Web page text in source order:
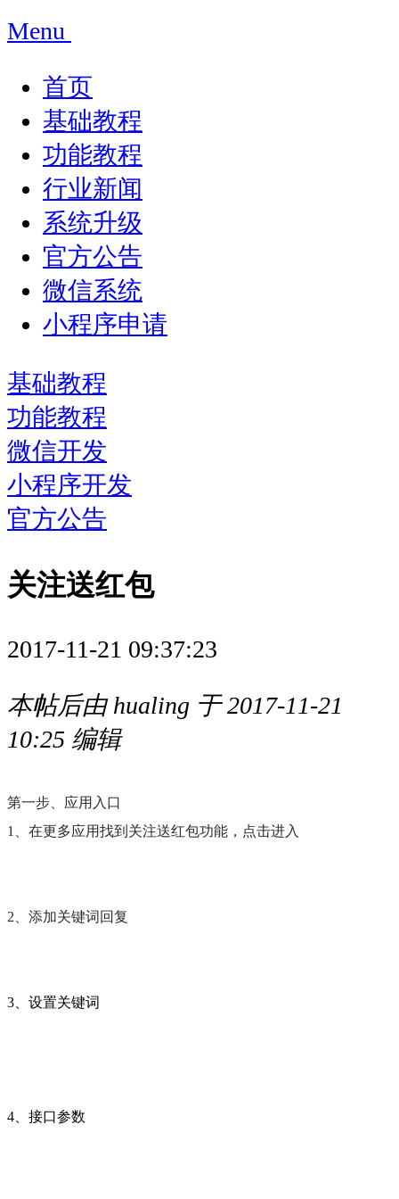
Menu
首页
基础教程
功能教程
行业新闻
系统升级
官方公告
微信系统
小程序申请
基础教程
功能教程
微信开发
小程序开发
官方公告
关注送红包
2017-11-21 09:37:23
本帖后由 hualing 于 2017-11-21
10:25 编辑
第一步、应用入口
1、在更多应用找到关注送红包功能，点击进入
2、添加关键词回复
3、设置关键词
4、接口参数